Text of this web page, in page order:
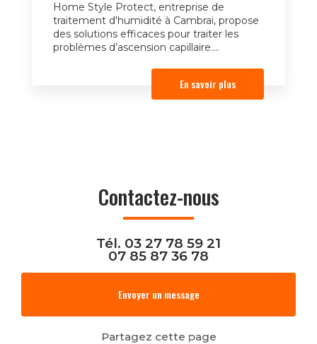
Home Style Protect, entreprise de
traitement d'humidité à Cambrai, propose
des solutions efficaces pour traiter les
problèmes d’ascension capillaire....
En savoir plus
Contactez-nous
Tél. 03 27 78 59 21
07 85 87 36 78
Envoyer un message
Partagez cette page